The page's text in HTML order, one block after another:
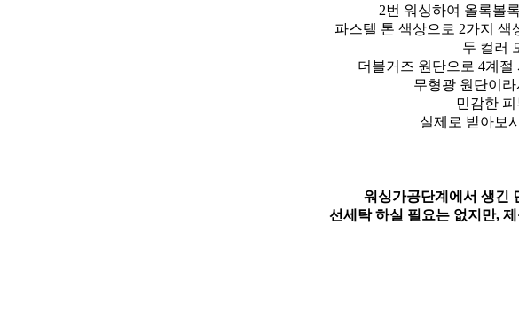
2번 워싱하여 올록볼
파스텔 톤 색상으로 2가지
두 컬러
더블거즈 원단으로 4계
무형광 원단이
민감한
실제로 받아보
워싱가공단계에서 생긴
선세탁 하실 필요는 없지만,